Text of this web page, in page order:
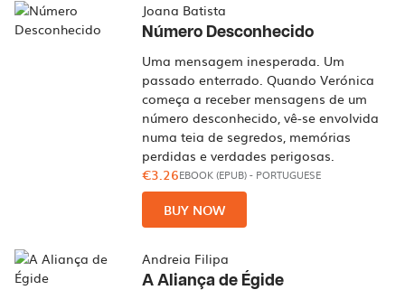
Joana Batista
Número Desconhecido
Uma mensagem inesperada. Um
passado enterrado. Quando Verónica
começa a receber mensagens de um
número desconhecido, vê-se envolvida
numa teia de segredos, memórias
perdidas e verdades perigosas.
€3.26EBOOK (EPUB)- PORTUGUESE
BUY NOW
Andreia Filipa
A Aliança de Égide